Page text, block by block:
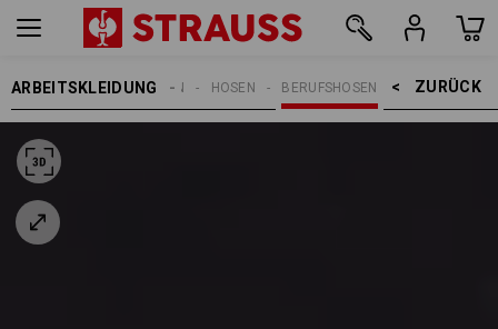
ARBEITSKLEIDUNG ZURÜCK    >
BERUFSHOSEN
HOSEN
DAMEN